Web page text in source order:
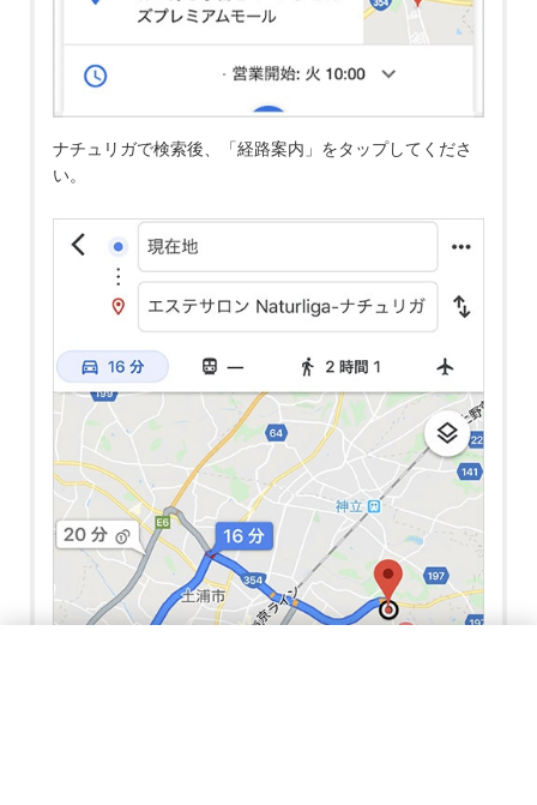
ナチュリガで検索後、「経路案内」をタップしてくださ
い。